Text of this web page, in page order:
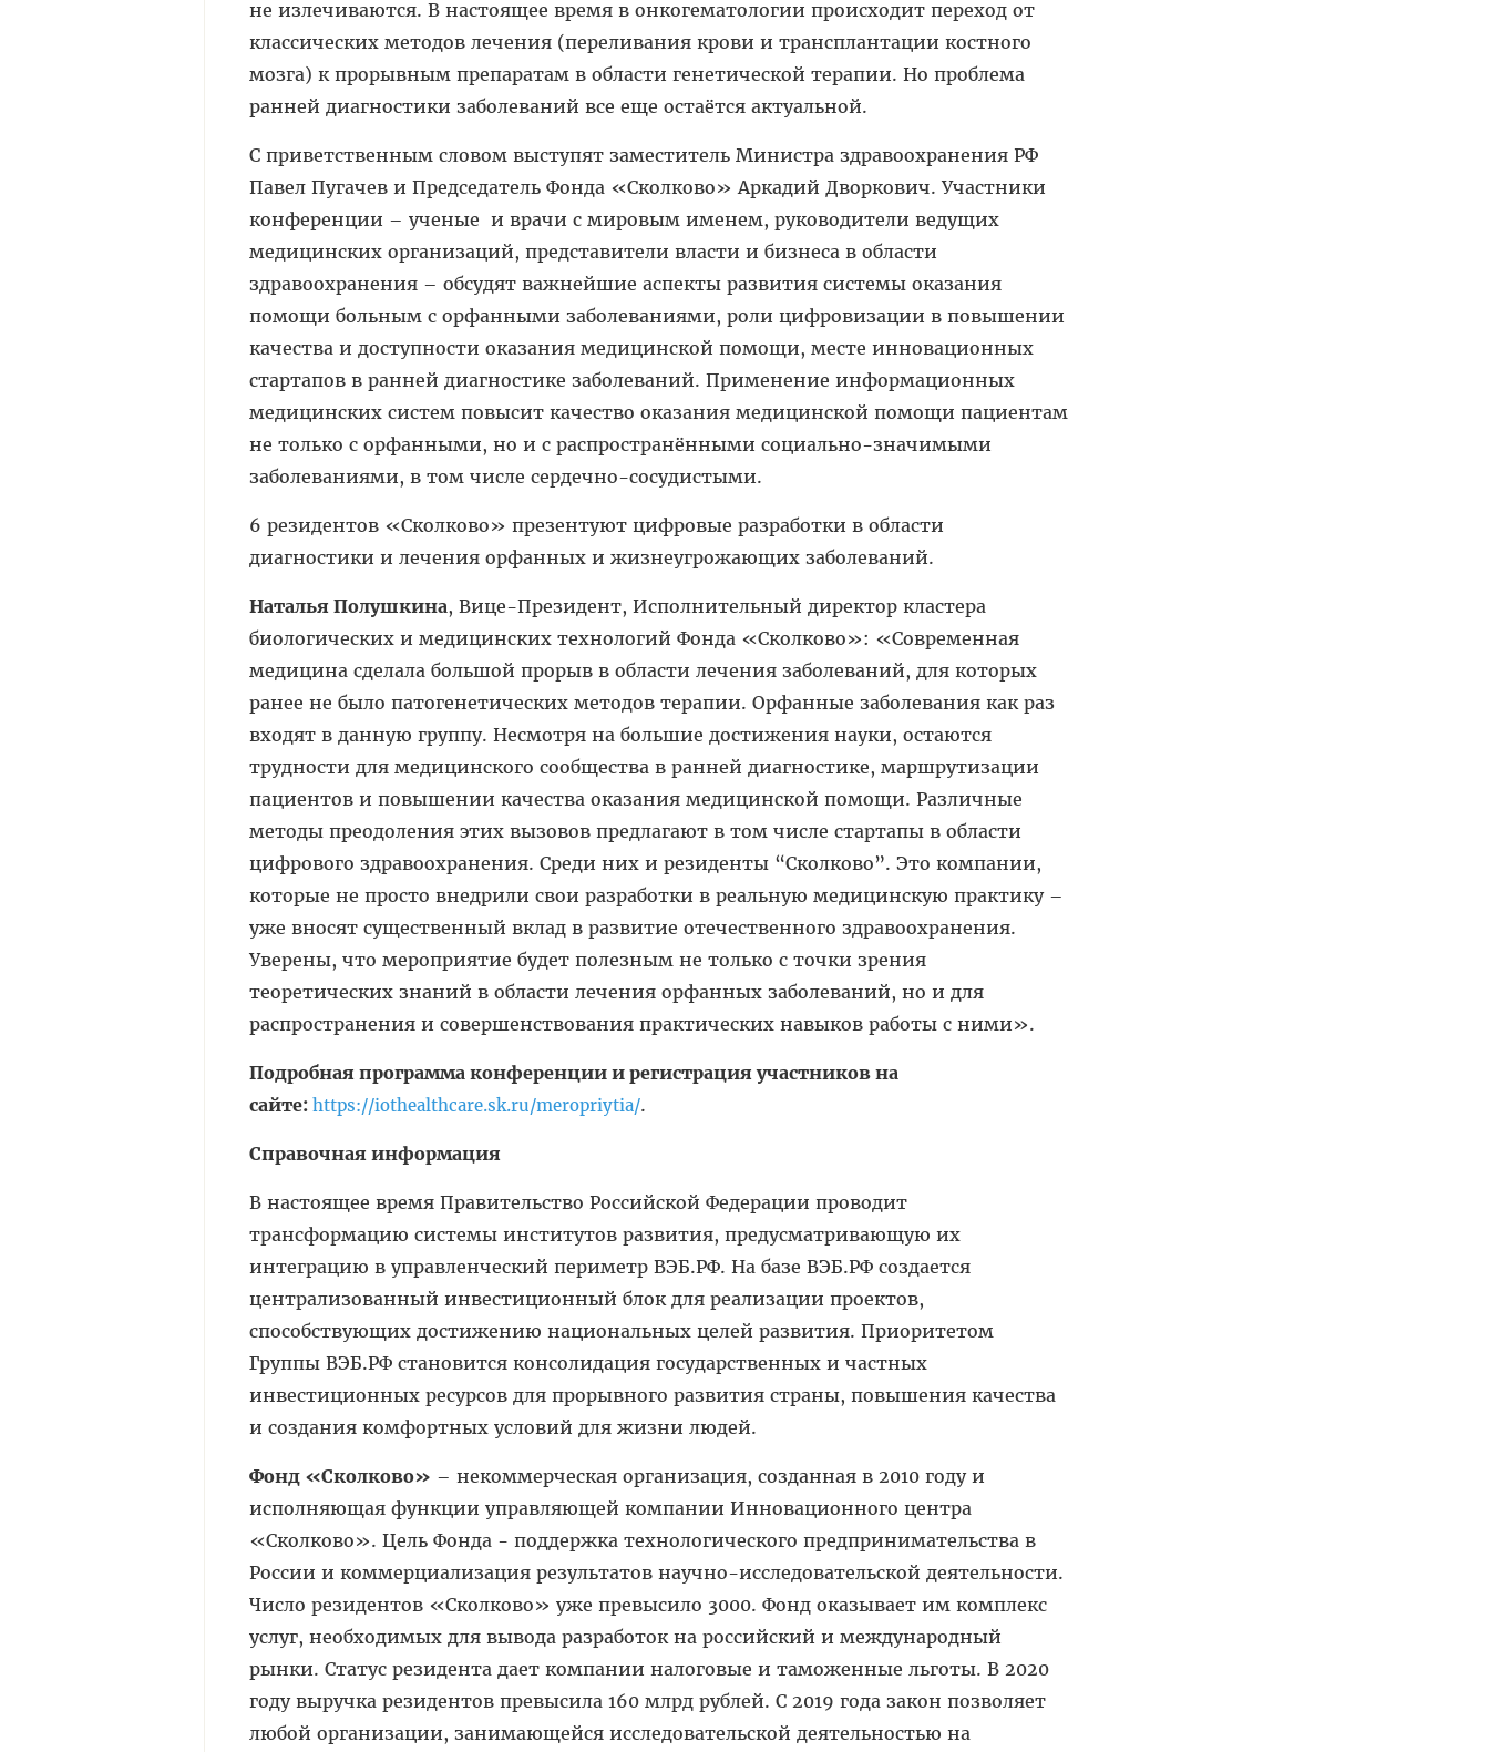
не излечиваются. В настоящее время в онкогематологии происходит переход от
классических методов лечения (переливания крови и трансплантации костного
мозга) к прорывным препаратам в области генетической терапии. Но проблема
ранней диагностики заболеваний все еще остаётся актуальной.
С приветственным словом выступят заместитель Министра здравоохранения РФ
Павел Пугачев и Председатель Фонда «Сколково» Аркадий Дворкович. Участники
конференции – ученые и врачи с мировым именем, руководители ведущих
медицинских организаций, представители власти и бизнеса в области
здравоохранения – обсудят важнейшие аспекты развития системы оказания
помощи больным с орфанными заболеваниями, роли цифровизации в повышении
качества и доступности оказания медицинской помощи, месте инновационных
стартапов в ранней диагностике заболеваний. Применение информационных
медицинских систем повысит качество оказания медицинской помощи пациентам
не только с орфанными, но и с распространёнными социально-значимыми
заболеваниями, в том числе сердечно-сосудистыми.
6 резидентов «Сколково» презентуют цифровые разработки в области
диагностики и лечения орфанных и жизнеугрожающих заболеваний.
Наталья Полушкина, Вице-Президент, Исполнительный директор кластера
биологических и медицинских технологий Фонда «Сколково»: «Современная
медицина сделала большой прорыв в области лечения заболеваний, для которых
ранее не было патогенетических методов терапии. Орфанные заболевания как раз
входят в данную группу. Несмотря на большие достижения науки, остаются
трудности для медицинского сообщества в ранней диагностике, маршрутизации
пациентов и повышении качества оказания медицинской помощи. Различные
методы преодоления этих вызовов предлагают в том числе стартапы в области
цифрового здравоохранения. Среди них и резиденты “Сколково”. Это компании,
которые не просто внедрили свои разработки в реальную медицинскую практику –
уже вносят существенный вклад в развитие отечественного здравоохранения.
Уверены, что мероприятие будет полезным не только с точки зрения
теоретических знаний в области лечения орфанных заболеваний, но и для
распространения и совершенствования практических навыков работы с ними».
Подробная программа конференции и регистрация участников на
сайте: https://iothealthcare.sk.ru/meropriytia/.
Справочная информация
В настоящее время Правительство Российской Федерации проводит
трансформацию системы институтов развития, предусматривающую их
интеграцию в управленческий периметр ВЭБ.РФ. На базе ВЭБ.РФ создается
централизованный инвестиционный блок для реализации проектов,
способствующих достижению национальных целей развития. Приоритетом
Группы ВЭБ.РФ становится консолидация государственных и частных
инвестиционных ресурсов для прорывного развития страны, повышения качества
и создания комфортных условий для жизни людей.
Фонд «Сколково» – некоммерческая организация, созданная в 2010 году и
исполняющая функции управляющей компании Инновационного центра
«Сколково». Цель Фонда - поддержка технологического предпринимательства в
России и коммерциализация результатов научно-исследовательской деятельности.
Число резидентов «Сколково» уже превысило 3000. Фонд оказывает им комплекс
услуг, необходимых для вывода разработок на российский и международный
рынки. Статус резидента дает компании налоговые и таможенные льготы. В 2020
году выручка резидентов превысила 160 млрд рублей. С 2019 года закон позволяет
любой организации, занимающейся исследовательской деятельностью на